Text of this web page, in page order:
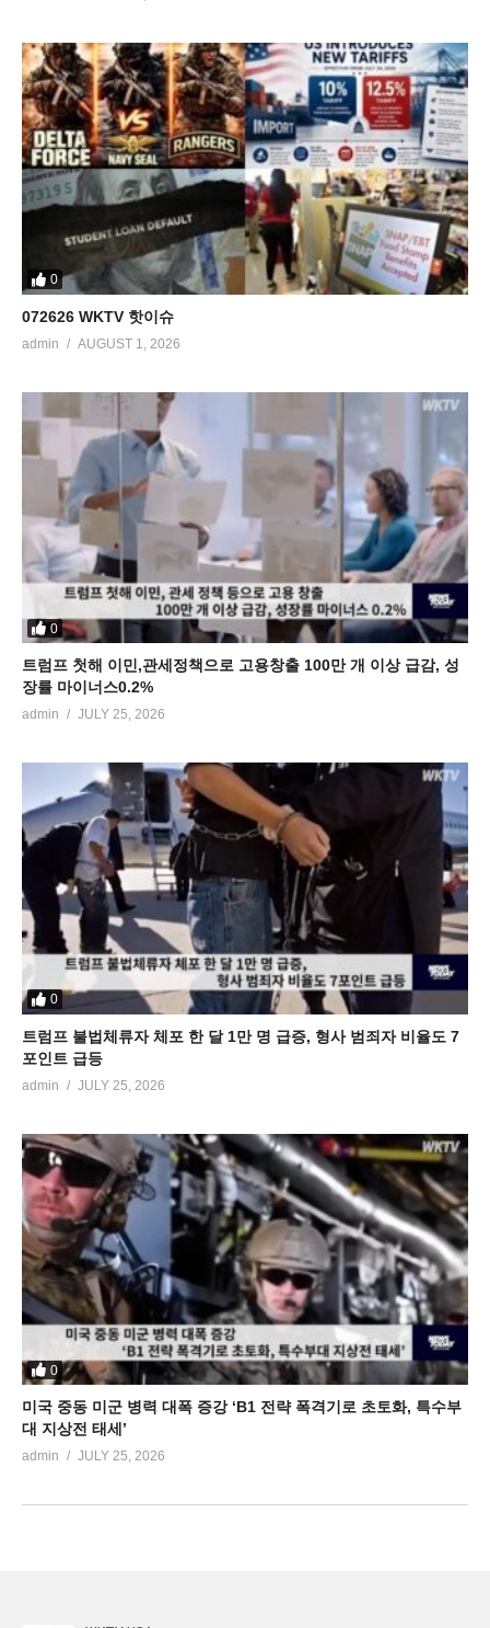
0
072626 WKTV 핫이슈
admin AUGUST 1, 2026
0
트럼프 첫해 이민,관세정책으로 고용창출 100만 개 이상 급감, 성
장률 마이너스0.2%
admin JULY 25, 2026
0
트럼프 불법체류자 체포 한 달 1만 명 급증, 형사 범죄자 비율도 7
포인트 급등
admin JULY 25, 2026
0
미국 중동 미군 병력 대폭 증강 ‘B1 전략 폭격기로 초토화, 특수부
대 지상전 태세’
admin JULY 25, 2026